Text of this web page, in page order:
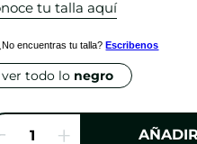
tu talla aquí
encuentras tu talla?Escribenos
ver todo lo negro